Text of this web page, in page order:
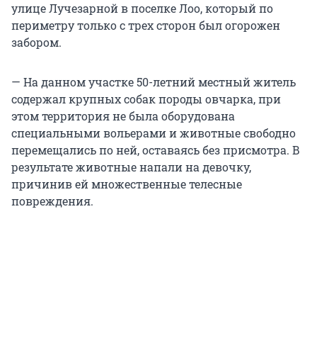
улице Лучезарной в поселке Лоо, который по
периметру только с трех сторон был огорожен
забором.
— На данном участке 50-летний местный житель
содержал крупных собак породы овчарка, при
этом территория не была оборудована
специальными вольерами и животные свободно
перемещались по ней, оставаясь без присмотра. В
результате животные напали на девочку,
причинив ей множественные телесные
повреждения.